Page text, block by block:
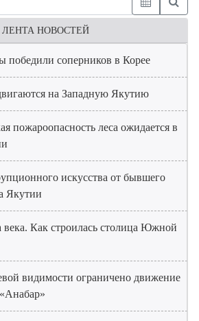
ЛЕНТА НОВОСТЕЙ
победили соперников в Корее
на Западную Якутию
пожароопасность леса ожидается в
искусства от бывшего
Якутии
века. Как строилась столица Южной
видимости ограничено движение